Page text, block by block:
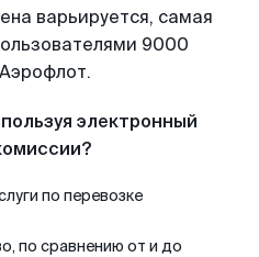
варьируется, самая
9000
электронный
по перевозке
по сравнению от и до